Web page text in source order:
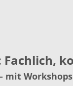
Fachlich,
mit